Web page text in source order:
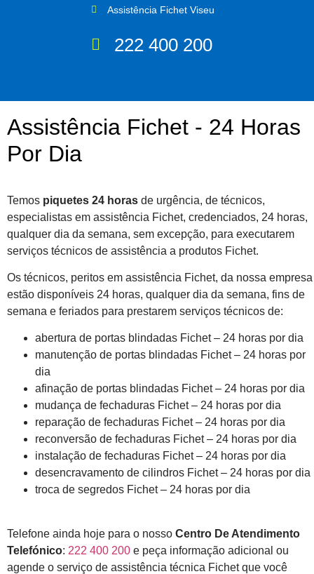
Assistência Fichet Viseu
222 400 200
Assistência Fichet - 24 Horas
Por Dia
Temos piquetes 24 horas de urgência, de técnicos,
especialistas em assistência Fichet, credenciados, 24 horas,
qualquer dia da semana, sem excepção, para executarem
serviços técnicos de assistência a produtos Fichet.
Os técnicos, peritos em assistência Fichet, da nossa empresa
estão disponíveis 24 horas, qualquer dia da semana, fins de
semana e feriados para prestarem serviços técnicos de:
abertura de portas blindadas Fichet – 24 horas por dia
manutenção de portas blindadas Fichet – 24 horas por
dia
afinação de portas blindadas Fichet – 24 horas por dia
mudança de fechaduras Fichet – 24 horas por dia
reparação de fechaduras Fichet – 24 horas por dia
reconversão de fechaduras Fichet – 24 horas por dia
instalação de fechaduras Fichet – 24 horas por dia
desencravamento de cilindros Fichet – 24 horas por dia
troca de segredos Fichet – 24 horas por dia
Telefone ainda hoje para o nosso Centro De Atendimento
Telefónico: 222 400 200 e peça informação adicional ou
agende o serviço de assistência técnica Fichet que você